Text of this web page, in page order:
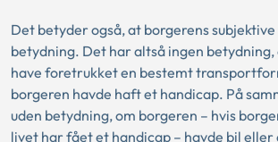
Det betyder også, at borgerens
betydning. Det har altså ingen
have foretrukket en bestemt
borgeren havde haft et handicap. På
uden betydning, om borgeren – hvis
livet har fået et handicap – havde bil eller